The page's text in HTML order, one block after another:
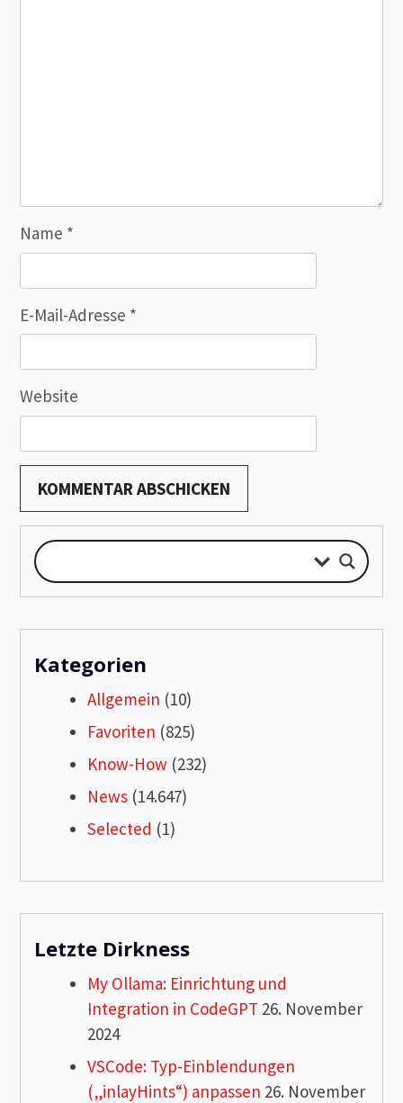
Name *
E-Mail-Adresse *
Website
Kategorien
Allgemein (10)
Favoriten (825)
Know-How (232)
News (14.647)
Selected (1)
Letzte Dirkness
My Ollama: Einrichtung und
Integration in CodeGPT 26. November
2024
VSCode: Typ-Einblendungen
(„inlayHints“) anpassen 26. November